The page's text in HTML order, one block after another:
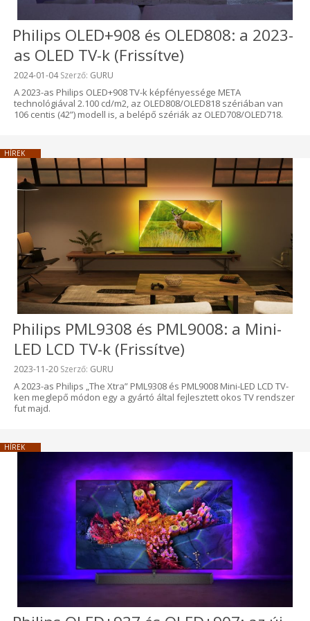
Philips OLED+908 és OLED808: a 2023-
as OLED TV-k (Frissítve)
Beküldve:
2024-01-04Szerző: GURU
A 2023-as Philips OLED+908 TV-k képfényessége META
technológiával 2.100 cd/m2, az OLED808/OLED818 szériában van
106 centis (42”) modell is, a belépő szériák az OLED708/OLED718.
HÍREK
Philips PML9308 és PML9008: a Mini-
LED LCD TV-k (Frissítve)
Beküldve:
2023-11-20 Szerző: GURU
A 2023-as Philips „The Xtra” PML9308 és PML9008 Mini-LED LCD TV-
ken meglepő módon egy a gyártó által fejlesztett okos TV rendszer
fut majd.
HÍREK